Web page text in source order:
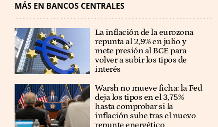
MÁS EN BANCOS CENTRALES
La inflación de la eurozona
repunta al 2,9% en julio y
mete presión al BCE para
volver a subir los tipos de
interés
Warsh no mueve ficha: la Fed
deja los tipos en el 3,75%
hasta comprobar si la
inflación sube tras el nuevo
repunte energético